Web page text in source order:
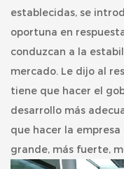
establecidas, se
oportuna en
conduzcan a la
mercado. Le dijo al
tiene que hacer el
desarrollo más
que hacer la
grande, más fuerte,